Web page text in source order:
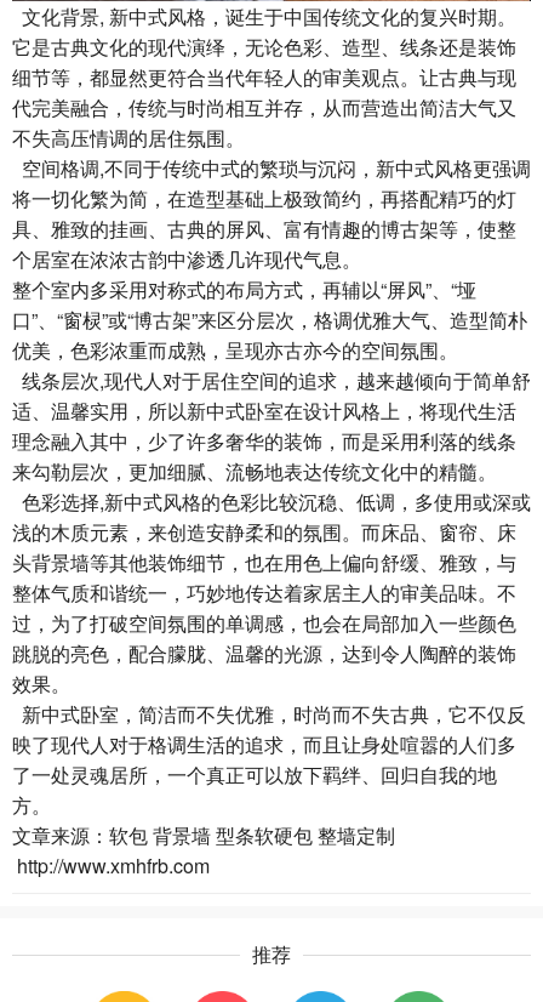
文化背景, 新中式风格，诞生于中国传统文化的复兴时期。
它是古典文化的现代演绎，无论色彩、造型、线条还是装饰
细节等，都显然更符合当代年轻人的审美观点。让古典与现
代完美融合，传统与时尚相互并存，从而营造出简洁大气又
不失高压情调的居住氛围。
空间格调,不同于传统中式的繁琐与沉闷，新中式风格更强调
将一切化繁为简，在造型基础上极致简约，再搭配精巧的灯
具、雅致的挂画、古典的屏风、富有情趣的博古架等，使整
个居室在浓浓古韵中渗透几许现代气息。
整个室内多采用对称式的布局方式，再辅以“屏风”、“垭
口”、“窗棂”或“博古架”来区分层次，格调优雅大气、造型简朴
优美，色彩浓重而成熟，呈现亦古亦今的空间氛围。
线条层次,现代人对于居住空间的追求，越来越倾向于简单舒
适、温馨实用，所以新中式卧室在设计风格上，将现代生活
理念融入其中，少了许多奢华的装饰，而是采用利落的线条
来勾勒层次，更加细腻、流畅地表达传统文化中的精髓。
色彩选择,新中式风格的色彩比较沉稳、低调，多使用或深或
浅的木质元素，来创造安静柔和的氛围。而床品、窗帘、床
头背景墙等其他装饰细节，也在用色上偏向舒缓、雅致，与
整体气质和谐统一，巧妙地传达着家居主人的审美品味。不
过，为了打破空间氛围的单调感，也会在局部加入一些颜色
跳脱的亮色，配合朦胧、温馨的光源，达到令人陶醉的装饰
效果。
新中式卧室，简洁而不失优雅，时尚而不失古典，它不仅反
映了现代人对于格调生活的追求，而且让身处喧嚣的人们多
了一处灵魂居所，一个真正可以放下羁绊、回归自我的地
方。
文章来源：软包 背景墙 型条软硬包 整墙定制
http://www.xmhfrb.com
推荐